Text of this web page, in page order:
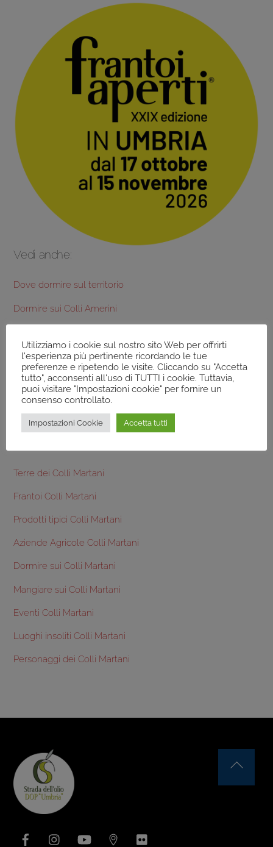
Vedi anche:
Dove dormire sul territorio
Dormire sui Colli Amerini
Dormire sui Colli del Trasimeno
Dormire sui Colli Martani
Dormire sui Colli Orvietani
Terre dei Colli Martani
Frantoi Colli Martani
Prodotti tipici Colli Martani
Aziende Agricole Colli Martani
Dormire sui Colli Martani
Mangiare sui Colli Martani
Eventi Colli Martani
Luoghi insoliti Colli Martani
Personaggi dei Colli Martani
YouTube
Utilizziamo i cookie sul nostro sito Web per offrirti
l'esperienza più pertinente ricordando le tue
preferenze e ripetendo le visite. Cliccando su "Accetta
tutto", acconsenti all'uso di TUTTI i cookie. Tuttavia,
puoi visitare "Impostazioni cookie" per fornire un
consenso controllato.
Impostazioni Cookie Accetta tutti